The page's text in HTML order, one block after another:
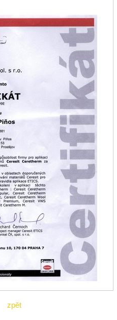
zpět